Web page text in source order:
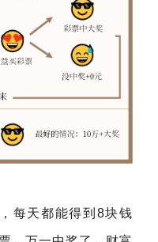
每天都能得到8块钱